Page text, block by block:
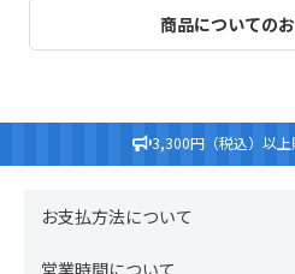
商品についての
3,300円（税込）以上
お支払方法について
営業時間について